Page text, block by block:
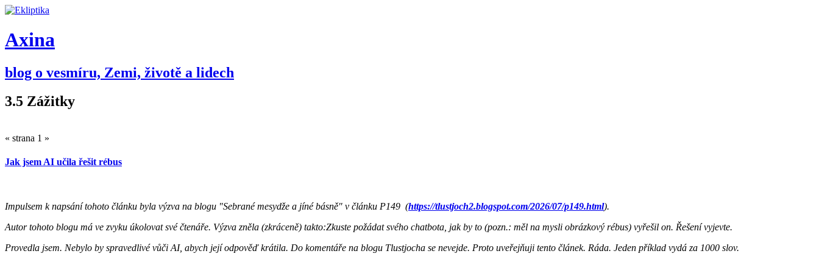
Axina
blog o vesmíru, Zemi, životě a lidech
3.5 Zážitky
« strana 1 »
Jak jsem AI učila řešit rébus
Impulsem k napsání tohoto článku byla výzva na blogu "Sebrané mesydže a jíné básně" v článku P149 (https://tlustjoch2.blogspot.com/2026/07/p149.html).
Autor tohoto blogu má ve zvyku úkolovat své čtenáře. Výzva zněla (zkráceně) takto:Zkuste požádat svého chatbota, jak by to (pozn.: měl na mysli obrázkový rébus) vyřešil on. Řešení vyjevte.
Provedla jsem. Nebylo by spravedlivé vůči AI, abych její odpověď krátila. Do komentáře na blogu Tlustjocha se nevejde. Proto uveřejňuji tento článek. Ráda. Jeden příklad vydá za 1000 slov.